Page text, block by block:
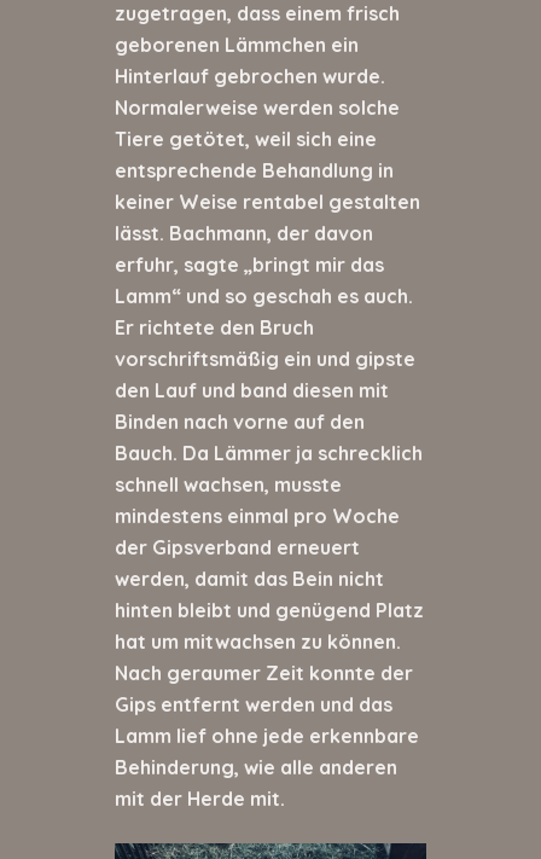
zugetragen, dass einem frisch
geborenen Lämmchen ein
Hinterlauf gebrochen wurde.
Normalerweise werden solche
Tiere getötet, weil sich eine
entsprechende Behandlung in
keiner Weise rentabel gestalten
lässt. Bachmann, der davon
erfuhr, sagte „bringt mir das
Lamm“ und so geschah es auch.
Er richtete den Bruch
vorschriftsmäßig ein und gipste
den Lauf und band diesen mit
Binden nach vorne auf den
Bauch. Da Lämmer ja schrecklich
schnell wachsen, musste
mindestens einmal pro Woche
der Gipsverband erneuert
werden, damit das Bein nicht
hinten bleibt und genügend Platz
hat um mitwachsen zu können.
Nach geraumer Zeit konnte der
Gips entfernt werden und das
Lamm lief ohne jede erkennbare
Behinderung, wie alle anderen
mit der Herde mit.